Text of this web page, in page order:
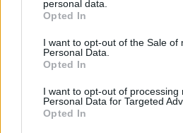
personal data.
Opted In
I want to opt-out of the Sale of
Personal Data.
Opted In
I want to opt-out of processing
Personal Data for Targeted
Opted In
δισκοβολία και οΠάβελ Φάιντεκ
Κρίστιαν Τέιλορ(τριπλούν) από
ΤΖΑΜΑΪΚΑ:
περιμένουν την τελική έκβαση
επηρεάζει τον τελικό στα 400μ.